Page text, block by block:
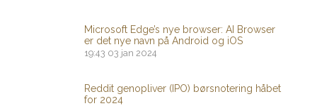
Microsoft Edge’s nye browser: AI Browser
er det nye navn på Android og iOS
19:43 03 jan 2024
Reddit genopliver (IPO) børsnotering håbet
for 2024